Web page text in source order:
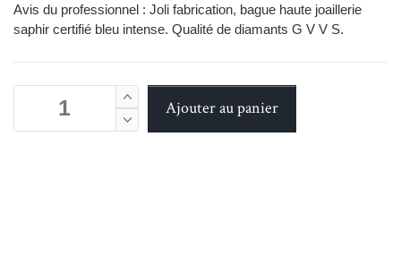
Avis du professionnel : Joli fabrication, bague haute joaillerie
saphir certifié bleu intense. Qualité de diamants G V V S.